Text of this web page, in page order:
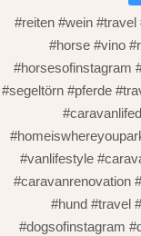
#reiten #wein
#horse #vino
#horsesofinstagram
#segeltörn #pferde
#vanlifestyle
#caravanrenovation
#hund #travel
#dogsofinstagram